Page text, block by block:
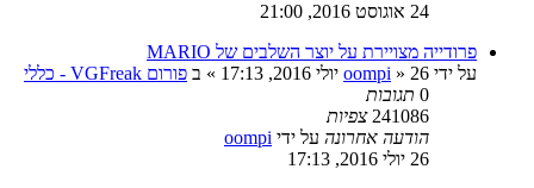
24 אוגוסט 2016, 21:00
פרודייה מצויירת על יוצר השלבים של MARIO
על ידי
oompi » 26 יולי 2016, 17:13 » ב פורום VGFreak - כללי
0 תגובות
241086 צפיות
הודעה אחרונה על ידי oompi
26 יולי 2016, 17:13